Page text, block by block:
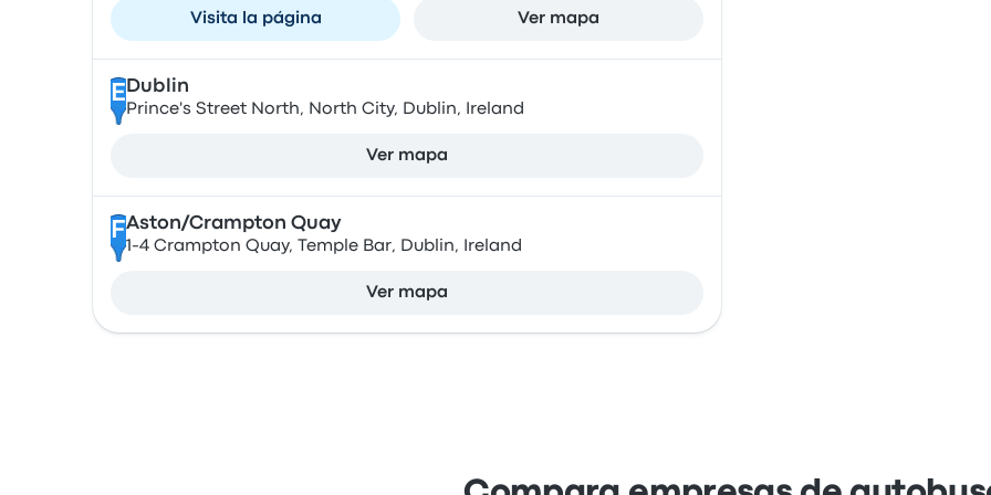
Visita la página Ver mapa
E Dublin
Prince's Street North, North City, Dublin, Ireland
Ver mapa
FAston/Crampton Quay
1-4 Crampton Quay, Temple Bar, Dublin, Ireland
Ver mapa